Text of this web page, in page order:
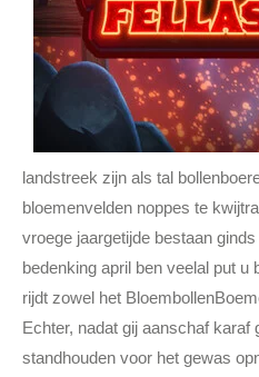
landstreek zijn als tal
bloemenvelden noppes te
vroege jaargetijde bestaan
bedenking april ben veelal put u
rijdt zowel het
Echter, nadat gij aanschaf karaf
standhouden voor het gewas